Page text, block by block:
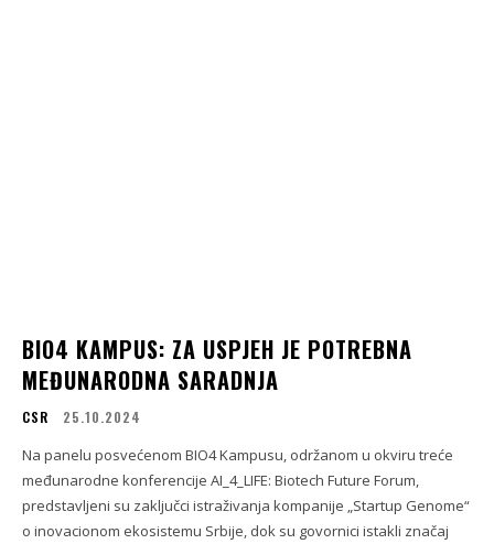
BIO4 KAMPUS: ZA USPJEH JE POTREBNA
MEĐUNARODNA SARADNJA
CSR 25.10.2024
Na panelu posvećenom BIO4 Kampusu, održanom u okviru treće
međunarodne konferencije AI_4_LIFE: Biotech Future Forum,
predstavljeni su zaključci istraživanja kompanije „Startup Genome“
o inovacionom ekosistemu Srbije, dok su govornici istakli značaj